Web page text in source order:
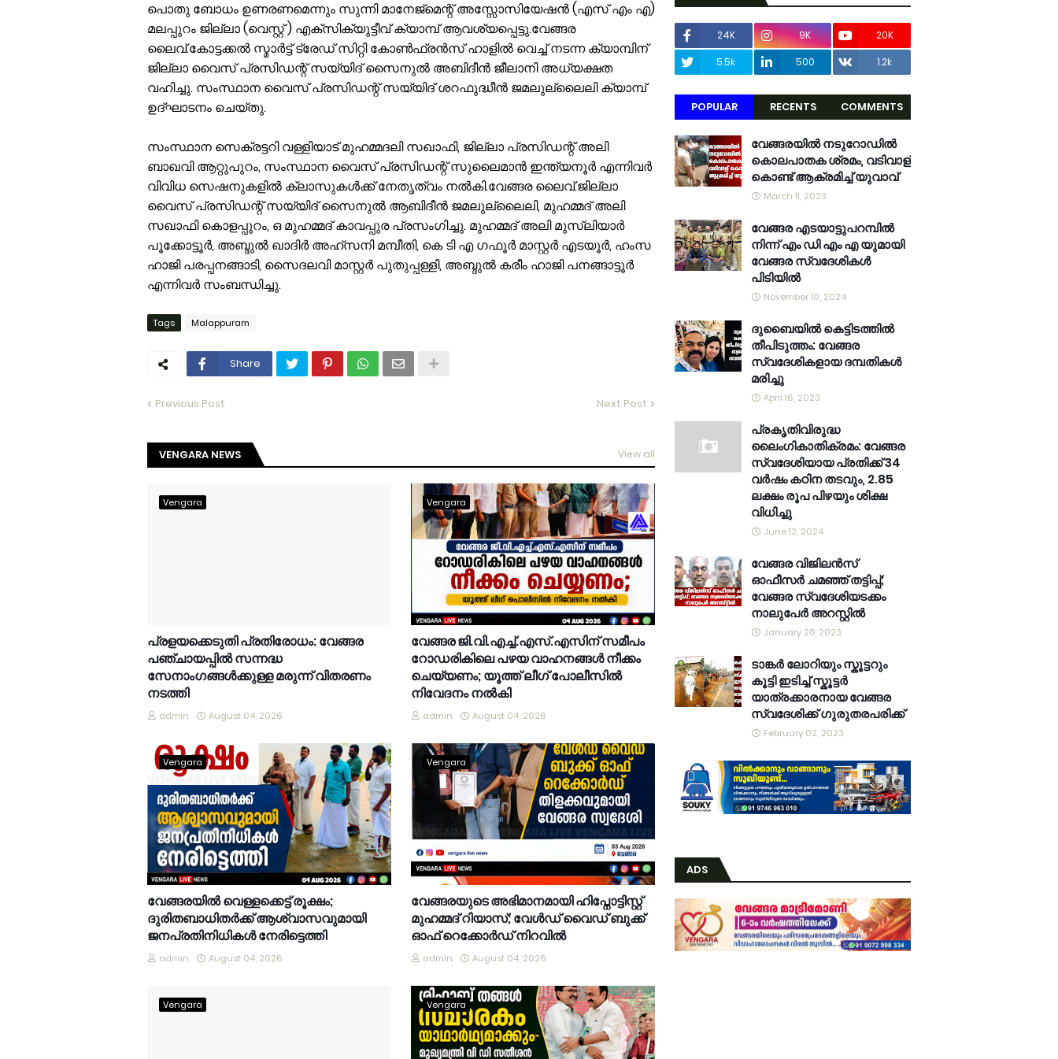
പൊതു ബോധം ഉണരണമെന്നും സുന്നി മാനേജ്മെന്റ് അസ്സോസിയേഷന്‍ (എസ് എം എ)
മലപ്പുറം ജില്ലാ (വെസ്റ്റ് ) എക്സിക്യുട്ടീവ് ക്യാമ്പ് ആവശ്യപ്പെട്ടു.വേങ്ങര
ലൈവ്.കോട്ടക്കല്‍ സ്മാര്‍ട്ട് ട്രേഡ് സിറ്റി കോണ്‍ഫ്രന്‍സ് ഹാളില്‍ വെച്ച് നടന്ന ക്യാമ്പിന്
ജില്ലാ വൈസ് പ്രസിഡന്റ് സയ്യിദ് സൈനുല്‍ അബിദീന്‍ ജീലാനി അധ്യക്ഷത
വഹിച്ചു. സംസ്ഥാന വൈസ് പ്രസിഡന്റ് സയ്യിദ് ശറഫുദ്ധീന്‍ ജമലുല്ലൈലി ക്യാമ്പ്
ഉദ്ഘാടനം ചെയ്തു.
സംസ്ഥാന സെക്രട്ടറി വള്ളിയാട് മുഹമ്മദലി സഖാഫി, ജില്ലാ പ്രസിഡന്റ് അലി
ബാഖവി ആറ്റുപുറം, സംസ്ഥാന വൈസ് പ്രസിഡന്റ് സുലൈമാന്‍ ഇന്ത്യനൂര്‍ എന്നിവര്‍
വിവിധ സെഷനുകളില്‍ ക്ലാസുകള്‍ക്ക് നേതൃത്വം നല്‍കി.വേങ്ങര ലൈവ്.ജില്ലാ
വൈസ് പ്രസിഡന്റ് സയ്യിദ് സൈനുല്‍ ആബിദീന്‍ ജമലുല്ലൈലി, മുഹമ്മദ് അലി
സഖാഫി കൊളപ്പുറം, ഒ മുഹമ്മദ് കാവപ്പുര പ്രസംഗിച്ചു. മുഹമ്മദ് അലി മുസ്ലിയാര്‍
പൂക്കോട്ടൂര്‍, അബ്ദുല്‍ ഖാദിര്‍ അഹ്‌സനി മമ്പീതി, കെ ടി എ ഗഫൂര്‍ മാസ്റ്റര്‍ എടയൂര്‍, ഹംസ
ഹാജി പരപ്പനങ്ങാടി, സൈദലവി മാസ്റ്റര്‍ പുതുപ്പള്ളി, അബ്ദുല്‍ കരീം ഹാജി പനങ്ങാട്ടൂര്‍
എന്നിവർ സംബന്ധിച്ചു.
Tags Malappuram
Share
Previous Post Next Post
VENGARA NEWS View all
Vengara
പ്രളയക്കെടുതി പ്രതിരോധം: വേങ്ങര
പഞ്ചായപ്പിൽ സന്നദ്ധ
സേനാംഗങ്ങൾക്കുള്ള മരുന്ന് വിതരണം
നടത്തി
admin August 04, 2026
Vengara
വേങ്ങര ജി.വി.എച്ച്.എസ്.എസിന് സമീപം
റോഡരികിലെ പഴയ വാഹനങ്ങൾ നീക്കം
ചെയ്യണം; യൂത്ത് ലീഗ് പോലീസിൽ
നിവേദനം നൽകി
admin August 04, 2026
Vengara
വേങ്ങരയിൽ വെള്ളക്കെട്ട് രൂക്ഷം;
ദുരിതബാധിതർക്ക് ആശ്വാസവുമായി
ജനപ്രതിനിധികൾ നേരിട്ടെത്തി
admin August 04, 2026
Vengara
വേങ്ങരയുടെ അഭിമാനമായി ഹിപ്നോട്ടിസ്റ്റ്
മുഹമ്മദ് റിയാസ്; വേൾഡ് വൈഡ് ബുക്ക്
ഓഫ് റെക്കോർഡ് നിറവിൽ
admin August 04, 2026
Vengara Vengara
24K 9K
20K
5.5k
500 1.2k
POPULAR RECENTS COMMENTS
വേങ്ങരയിൽ നടുറോഡിൽ
കൊലപാതക ശ്രമം, വടിവാള്
കൊണ്ട് ആക്രമിച്ച് യുവാവ്
March 11, 2023
വേങ്ങര എടയാട്ടുപറമ്പിൽ
നിന്ന് എം ഡി എം എ യുമായി
വേങ്ങര സ്വദേശികൾ
പിടിയിൽ
November 10, 2024
ദുബൈയിൽ കെട്ടിടത്തിൽ
തീപിടുത്തം: വേങ്ങര
സ്വദേശികളായ ദമ്പതികൾ
മരിച്ചു
April 16, 2023
പ്രകൃതിവിരുദ്ധ
ലൈംഗികാതിക്രമം: വേങ്ങര
സ്വദേശിയായ പ്രതിക്ക് 34
വര്‍ഷം കഠിന തടവും, 2.85
ലക്ഷം രൂപ പിഴയും ശിക്ഷ
വിധിച്ചു
June 12, 2024
വേങ്ങര വിജിലൻസ്
ഓഫീസർ ചമഞ്ഞ് തട്ടിപ്പ്;
വേങ്ങര സ്വദേശിയടക്കം
നാലുപേർ അറസ്റ്റിൽ
January 28, 2023
ടാങ്കർ ലോറിയും സ്കൂട്ടറും
കൂട്ടി ഇടിച്ച് സ്കൂട്ടർ
യാത്രക്കാരനായ വേങ്ങര
സ്വദേശിക്ക് ഗുരുതരപരിക്ക്
February 02, 2023
ADS